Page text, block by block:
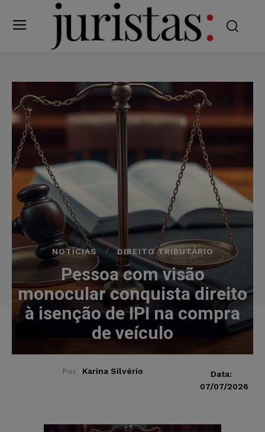
NOTÍCIAS DIREITO TRIBUTÁRIO
Pessoa com visão
monocular conquista direito
à isenção de IPI na compra
de veículo
Por Karina Silvério
Data:
07/07/2026